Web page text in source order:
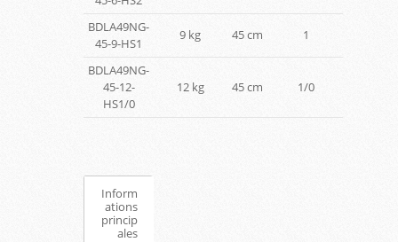
BDLA49NG-
45-9-HS1
9 kg 45 cm 1
BDLA49NG-
45-12-
HS1/0
12 kg 45 cm 1/0
Inform
ations
princip
ales